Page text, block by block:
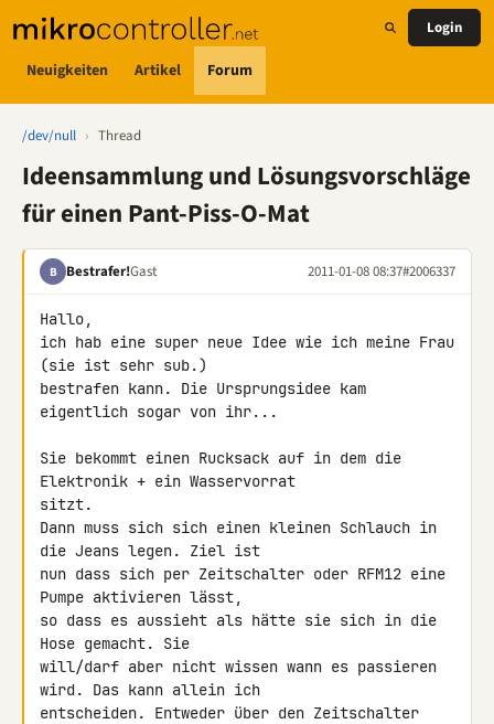
Neuigkeiten Artikel Forum
Login
/dev/null › Thread
Ideensammlung und Lösungsvorschläge
für einen Pant-Piss-O-Mat
B Bestrafer!Gast 2011-01-08 08:37#2006337
Hallo,
ich hab eine super neue Idee wie ich meine Frau
(sie ist sehr sub.)
bestrafen kann. Die Ursprungsidee kam
eigentlich sogar von ihr...
Sie bekommt einen Rucksack auf in dem die
Elektronik + ein Wasservorrat
sitzt.
Dann muss sich sich einen kleinen Schlauch in
die Jeans legen. Ziel ist
nun dass sich per Zeitschalter oder RFM12 eine
Pumpe aktivieren lässt,
so dass es aussieht als hätte sie sich in die
Hose gemacht. Sie
will/darf aber nicht wissen wann es passieren
wird. Das kann allein ich
entscheiden. Entweder über den Zeitschalter